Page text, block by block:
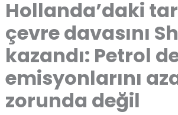
Hollanda’daki
çevre davasını
kazandı: Petrol
emisyonlarını
zorunda değil